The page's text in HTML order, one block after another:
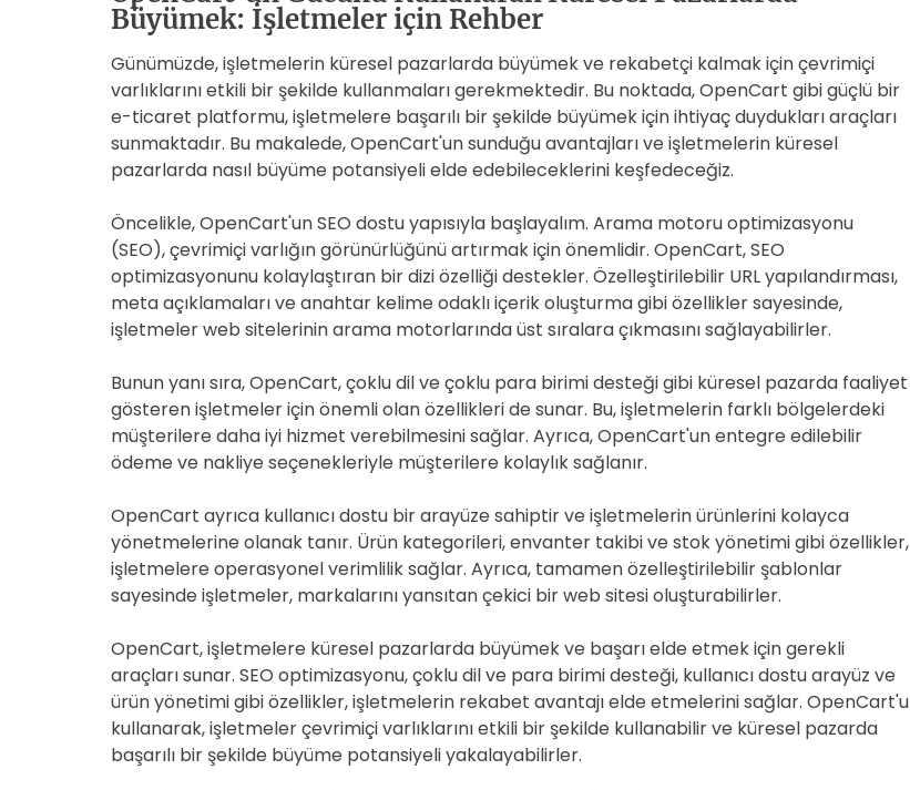
Büyümek: İşletmeler için Rehber
Günümüzde, işletmelerin küresel pazarlarda büyümek ve rekabetçi kalmak için çevrimiçi
varlıklarını etkili bir şekilde kullanmaları gerekmektedir. Bu noktada, OpenCart gibi güçlü bir
e-ticaret platformu, işletmelere başarılı bir şekilde büyümek için ihtiyaç duydukları araçları
sunmaktadır. Bu makalede, OpenCart'un sunduğu avantajları ve işletmelerin küresel
pazarlarda nasıl büyüme potansiyeli elde edebileceklerini keşfedeceğiz.
Öncelikle, OpenCart'un SEO dostu yapısıyla başlayalım. Arama motoru optimizasyonu
(SEO), çevrimiçi varlığın görünürlüğünü artırmak için önemlidir. OpenCart, SEO
optimizasyonunu kolaylaştıran bir dizi özelliği destekler. Özelleştirilebilir URL yapılandırması,
meta açıklamaları ve anahtar kelime odaklı içerik oluşturma gibi özellikler sayesinde,
işletmeler web sitelerinin arama motorlarında üst sıralara çıkmasını sağlayabilirler.
Bunun yanı sıra, OpenCart, çoklu dil ve çoklu para birimi desteği gibi küresel pazarda faaliyet
gösteren işletmeler için önemli olan özellikleri de sunar. Bu, işletmelerin farklı bölgelerdeki
müşterilere daha iyi hizmet verebilmesini sağlar. Ayrıca, OpenCart'un entegre edilebilir
ödeme ve nakliye seçenekleriyle müşterilere kolaylık sağlanır.
OpenCart ayrıca kullanıcı dostu bir arayüze sahiptir ve işletmelerin ürünlerini kolayca
yönetmelerine olanak tanır. Ürün kategorileri, envanter takibi ve stok yönetimi gibi özellikler,
işletmelere operasyonel verimlilik sağlar. Ayrıca, tamamen özelleştirilebilir şablonlar
sayesinde işletmeler, markalarını yansıtan çekici bir web sitesi oluşturabilirler.
OpenCart, işletmelere küresel pazarlarda büyümek ve başarı elde etmek için gerekli
araçları sunar. SEO optimizasyonu, çoklu dil ve para birimi desteği, kullanıcı dostu arayüz ve
ürün yönetimi gibi özellikler, işletmelerin rekabet avantajı elde etmelerini sağlar. OpenCart'u
kullanarak, işletmeler çevrimiçi varlıklarını etkili bir şekilde kullanabilir ve küresel pazarda
başarılı bir şekilde büyüme potansiyeli yakalayabilirler.